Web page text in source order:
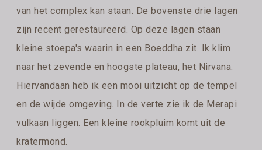
van het complex kan staan. De bovenste drie lagen
zijn recent gerestaureerd. Op deze lagen staan
kleine stoepa's waarin in een Boeddha zit. Ik klim
naar het zevende en hoogste plateau, het Nirvana.
Hiervandaan heb ik een mooi uitzicht op de tempel
en de wijde omgeving. In de verte zie ik de Merapi
vulkaan liggen. Een kleine rookpluim komt uit de
kratermond.